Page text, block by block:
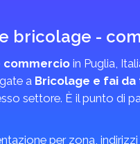
bricolage -
commercio in Puglia,
a Bricolage e fai da
settore. È il punto di
per zona,